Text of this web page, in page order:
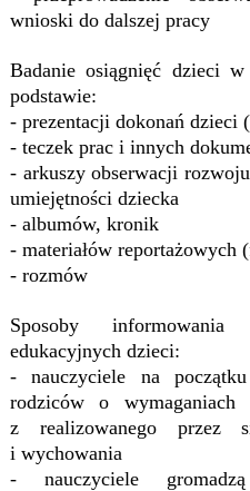
wnioski do dalszej pracy
Badanie osiągnięć dzieci
podstawie:
- prezentacji dokonań dzieci
- teczek prac i innych
- arkuszy obserwacji
umiejętności dziecka
- albumów, kronik
- materiałów reportażowych
- rozmów
Sposoby
edukacyjnych dzieci:
- nauczyciele na
rodziców o wymaganiach
z realizowanego przez
i wychowania
- nauczyciele